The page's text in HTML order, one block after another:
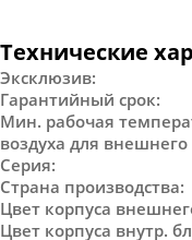
Технические
Эксклюзив:
Гарантийный срок:
Мин. рабочая
воздуха для внешнего
Серия:
Страна производства:
Цвет корпуса
Цвет корпуса внутр.